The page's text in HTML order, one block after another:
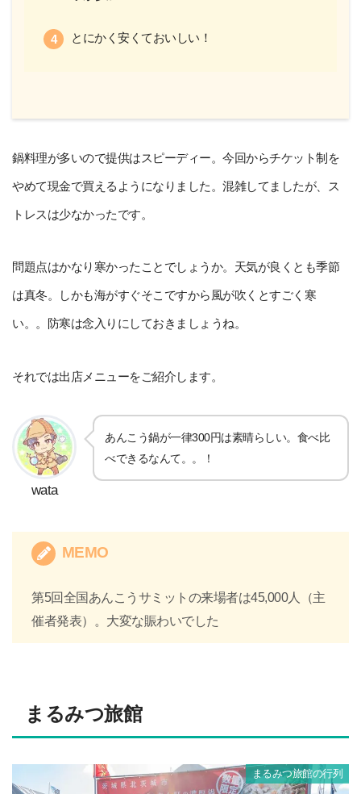
とにかく安くておいしい！
鍋料理が多いので提供はスピーディー。今回からチケット制を
やめて現金で買えるようになりました。混雑してましたが、ス
トレスは少なかったです。
問題点はかなり寒かったことでしょうか。天気が良くとも季節
は真冬。しかも海がすぐそこですから風が吹くとすごく寒
い。。防寒は念入りにしておきましょうね。
それでは出店メニューをご紹介します。
wata
あんこう鍋が一律300円は素晴らしい。食べ比
べできるなんて。。！
MEMO
第5回全国あんこうサミットの来場者は45,000人（主
催者発表）。大変な賑わいでした
まるみつ旅館
まるみつ旅館の行列